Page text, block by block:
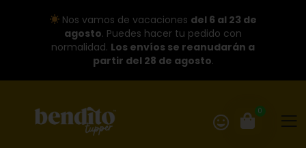
Nos vamos de vacaciones del 6 al 23 de
agosto. Puedes hacer tu pedido con
normalidad. Los envíos se reanudarán a
partir del 28 de agosto.
0